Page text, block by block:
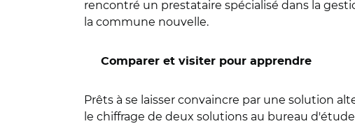
rencontré un prestataire spécialisé dans la
la commune nouvelle.
Comparer et visiter pour apprendre
Prêts à se laisser convaincre par une solution
le chiffrage de deux solutions au bureau